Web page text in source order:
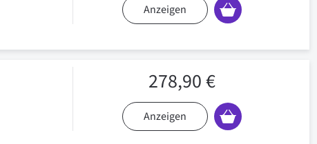
Anzeigen
278,90 €
Anzeigen